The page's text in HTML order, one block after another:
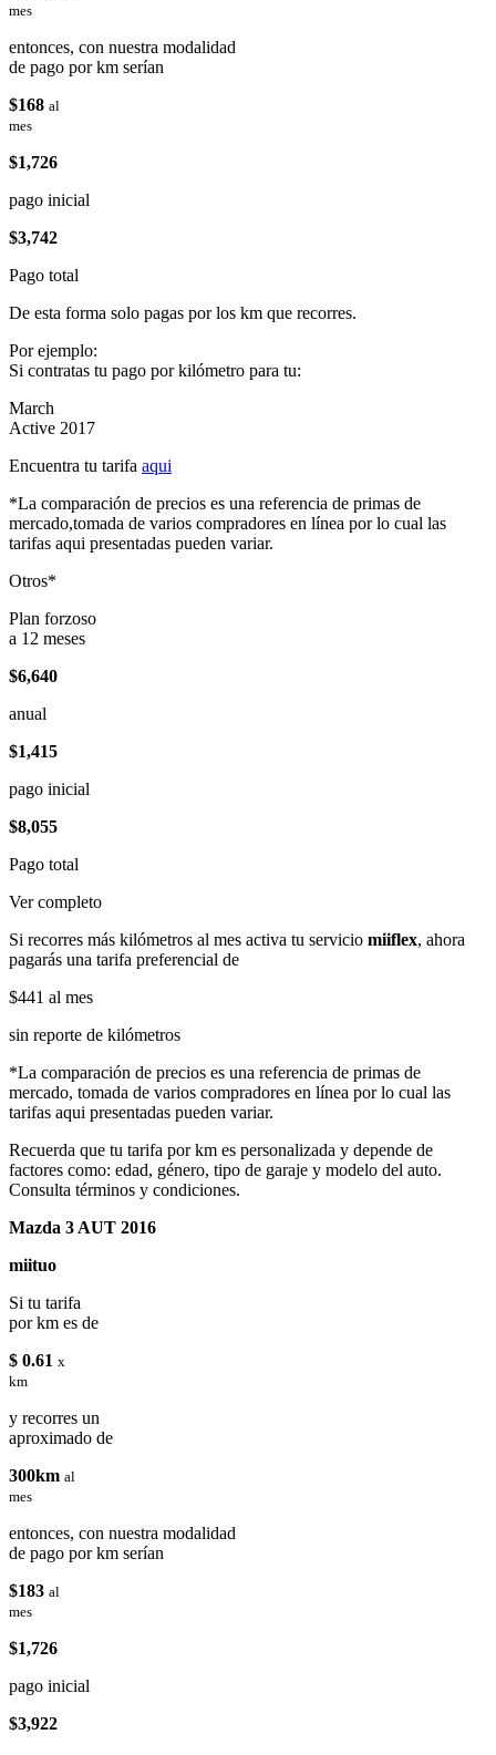
mes
entonces, con nuestra modalidad
de pago por km serían
$168 al
mes
$1,726
pago inicial
$3,742
Pago total
De esta forma solo pagas por los km que recorres.
Por ejemplo:
Si contratas tu pago por kilómetro para tu:
March
Active 2017
Encuentra tu tarifa aqui
*La comparación de precios es una referencia de primas de
mercado,tomada de varios compradores en línea por lo cual las
tarifas aqui presentadas pueden variar.
Otros*
Plan forzoso
a 12 meses
$6,640
anual
$1,415
pago inicial
$8,055
Pago total
Ver completo
Si recorres más kilómetros al mes activa tu servicio miiflex, ahora
pagarás una tarifa preferencial de
$441 al mes
sin reporte de kilómetros
*La comparación de precios es una referencia de primas de
mercado, tomada de varios compradores en línea por lo cual las
tarifas aqui presentadas pueden variar.
Recuerda que tu tarifa por km es personalizada y depende de
factores como: edad, género, tipo de garaje y modelo del auto.
Consulta términos y condiciones.
Mazda 3 AUT 2016
miituo
Si tu tarifa
por km es de
$ 0.61 x
km
y recorres un
aproximado de
300km al
mes
entonces, con nuestra modalidad
de pago por km serían
$183 al
mes
$1,726
pago inicial
$3,922